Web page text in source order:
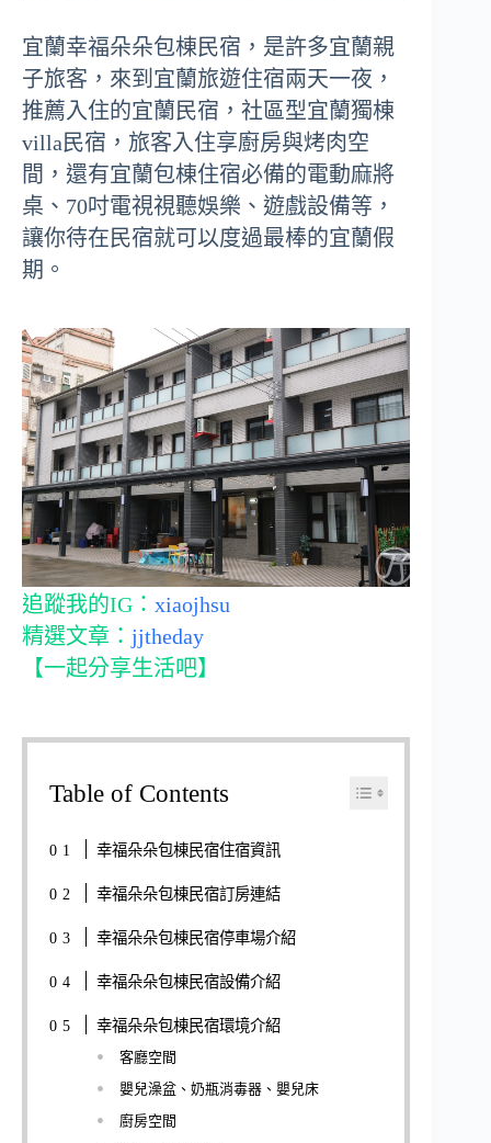
宜蘭幸福朵朵包棟民宿，是許多宜蘭親
子旅客，來到宜蘭旅遊住宿兩天一夜，
推薦入住的宜蘭民宿，社區型宜蘭獨棟
villa民宿，旅客入住享廚房與烤肉空
間，還有宜蘭包棟住宿必備的電動麻將
桌、70吋電視視聽娛樂、遊戲設備等，
讓你待在民宿就可以度過最棒的宜蘭假
期。
追蹤我的IG： xiaojhsu
精選文章： jjtheday
【一起分享生活吧】
Table of Contents
幸福朵朵包棟民宿住宿資訊
幸福朵朵包棟民宿訂房連結
幸福朵朵包棟民宿停車場介紹
幸福朵朵包棟民宿設備介紹
幸福朵朵包棟民宿環境介紹
客廳空間
嬰兒澡盆、奶瓶消毒器、嬰兒床
廚房空間